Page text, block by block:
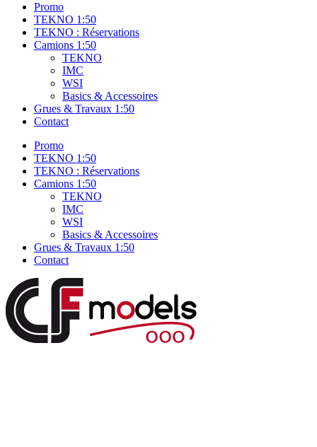
Promo
TEKNO 1:50
TEKNO : Réservations
Camions 1:50
TEKNO
IMC
WSI
Basics & Accessoires
Grues & Travaux 1:50
Contact
Promo
TEKNO 1:50
TEKNO : Réservations
Camions 1:50
TEKNO
IMC
WSI
Basics & Accessoires
Grues & Travaux 1:50
Contact